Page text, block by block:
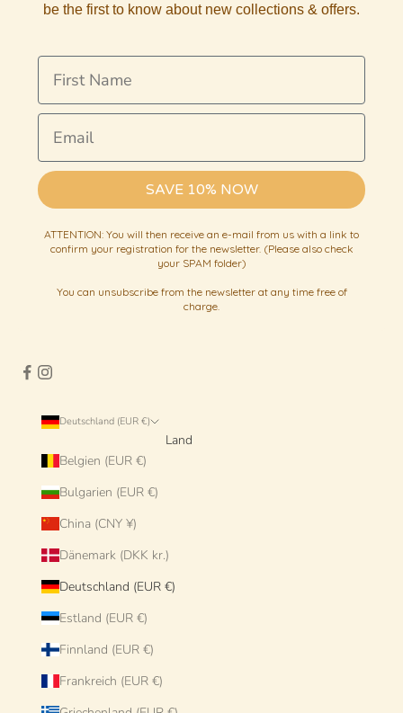
be the first to know about new collections & offers.
First Name
Email
SAVE 10% NOW
ATTENTION: You will then receive an e-mail from us with a link to
confirm your registration for the newsletter. (Please also check
your SPAM folder)
You can unsubscribe from the newsletter at any time free of
charge.
Deutschland (EUR €)
Land
Belgien (EUR €)
Bulgarien (EUR €)
China (CNY ¥)
Dänemark (DKK kr.)
Deutschland (EUR €)
Estland (EUR €)
Finnland (EUR €)
Frankreich (EUR €)